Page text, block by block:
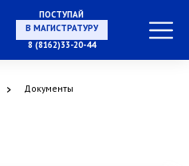
ПОСТУПАЙ
В МАГИСТРАТУРУ
8 (8162)33-20-44
Документы